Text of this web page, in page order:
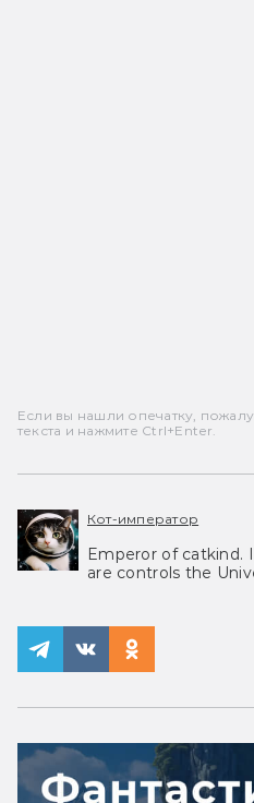
Если вы нашли опечатку,
текста и нажмите Ctrl+Enter.
Кот-император
Emperor of catkind.
are controls the